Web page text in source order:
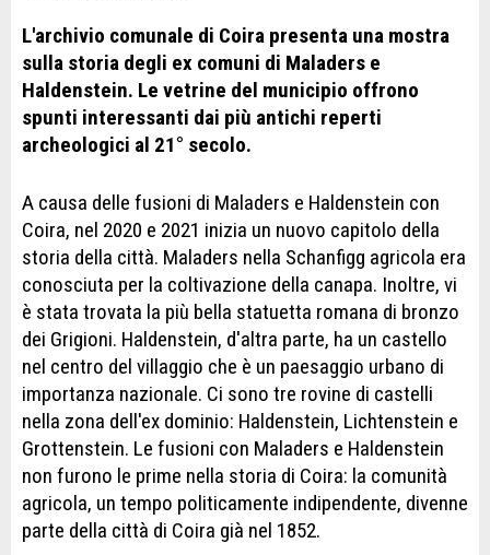
L'archivio comunale di Coira presenta una mostra
sulla storia degli ex comuni di Maladers e
Haldenstein. Le vetrine del municipio offrono
spunti interessanti dai più antichi reperti
archeologici al 21° secolo.
A causa delle fusioni di Maladers e Haldenstein con
Coira, nel 2020 e 2021 inizia un nuovo capitolo della
storia della città. Maladers nella Schanfigg agricola era
conosciuta per la coltivazione della canapa. Inoltre, vi
è stata trovata la più bella statuetta romana di bronzo
dei Grigioni. Haldenstein, d'altra parte, ha un castello
nel centro del villaggio che è un paesaggio urbano di
importanza nazionale. Ci sono tre rovine di castelli
nella zona dell'ex dominio: Haldenstein, Lichtenstein e
Grottenstein. Le fusioni con Maladers e Haldenstein
non furono le prime nella storia di Coira: la comunità
agricola, un tempo politicamente indipendente, divenne
parte della città di Coira già nel 1852.